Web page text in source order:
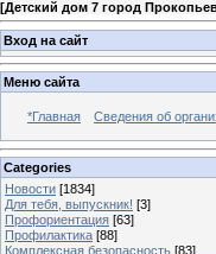
[Детский дом 7 город
Вход на сайт
Меню сайта
*Главная Сведения об
Categories
Новости [1834]
Для тебя, выпускник! [3]
Профориентация [63]
Профилактика [88]
Комплексная безопасность [83]